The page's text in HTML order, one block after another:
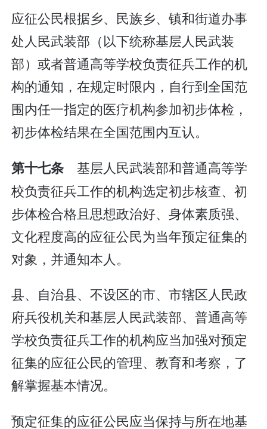
应征公民根据乡、民族乡、镇和街道办事
处人民武装部（以下统称基层人民武装
部）或者普通高等学校负责征兵工作的机
构的通知，在规定时限内，自行到全国范
围内任一指定的医疗机构参加初步体检，
初步体检结果在全国范围内互认。
第十七条 基层人民武装部和普通高等学
校负责征兵工作的机构选定初步核查、初
步体检合格且思想政治好、身体素质强、
文化程度高的应征公民为当年预定征集的
对象，并通知本人。
县、自治县、不设区的市、市辖区人民政
府兵役机关和基层人民武装部、普通高等
学校负责征兵工作的机构应当加强对预定
征集的应征公民的管理、教育和考察，了
解掌握基本情况。
预定征集的应征公民应当保持与所在地基